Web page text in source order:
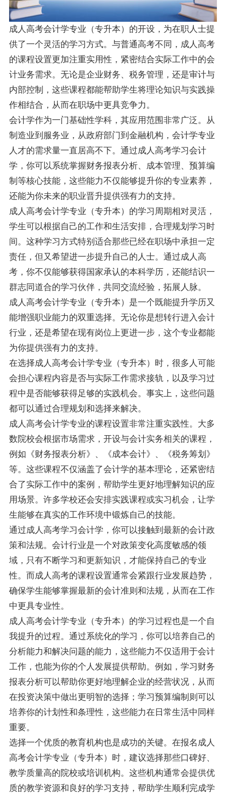
成人高考会计学专业（专升本）的开设，为在职人士提
供了一个灵活的学习方式。与普通高考不同，成人高考
的课程设置更加注重实用性，紧密结合实际工作中的会
计业务需求。无论是企业财务、税务管理，还是审计与
内部控制，这些课程都能帮助学生将理论知识与实践操
作相结合，从而在职场中更具竞争力。
会计学作为一门基础性学科，其应用范围非常广泛。从
制造业到服务业，从政府部门到金融机构，会计学专业
人才的需求量一直居高不下。通过成人高考学习会计
学，你可以系统掌握财务报表分析、成本管理、预算编
制等核心技能，这些能力不仅能够提升你的专业素养，
还能为你未来的职业晋升提供强有力的支持。
成人高考会计学专业（专升本）的学习周期相对灵活，
学生可以根据自己的工作和生活安排，合理规划学习时
间。这种学习方式特别适合那些已经在职场中承担一定
责任，但又希望进一步提升自己的人士。通过成人高
考，你不仅能够获得国家承认的本科学历，还能结识一
群志同道合的学习伙伴，共同交流经验，拓展人脉。
成人高考会计学专业（专升本）是一个既能提升学历又
能增强职业能力的双重选择。无论你是想转行进入会计
行业，还是希望在现有岗位上更进一步，这个专业都能
为你提供强有力的支持。
在选择成人高考会计学专业（专升本）时，很多人可能
会担心课程内容是否与实际工作需求接轨，以及学习过
程中是否能够获得足够的实践机会。事实上，这些问题
都可以通过合理规划和选择来解决。
成人高考会计学专业的课程设置非常注重实践性。大多
数院校会根据市场需求，开设与会计实务相关的课程，
例如《财务报表分析》、《成本会计》、《税务筹划》
等。这些课程不仅涵盖了会计学的基本理论，还紧密结
合了实际工作中的案例，帮助学生更好地理解知识的应
用场景。许多学校还会安排实践课程或实习机会，让学
生能够在真实的工作环境中锻炼自己的技能。
通过成人高考学习会计学，你可以接触到最新的会计政
策和法规。会计行业是一个对政策变化高度敏感的领
域，只有不断学习和更新知识，才能保持自己的专业
性。而成人高考的课程设置通常会紧跟行业发展趋势，
确保学生能够掌握最新的会计准则和法规，从而在工作
中更具专业性。
成人高考会计学专业（专升本）的学习过程也是一个自
我提升的过程。通过系统化的学习，你可以培养自己的
分析能力和解决问题的能力，这些能力不仅适用于会计
工作，也能为你的个人发展提供帮助。例如，学习财务
报表分析可以帮助你更好地理解企业的经营状况，从而
在投资决策中做出更明智的选择；学习预算编制则可以
培养你的计划性和条理性，这些能力在日常生活中同样
重要。
选择一个优质的教育机构也是成功的关键。在报名成人
高考会计学专业（专升本）时，建议选择那些口碑好、
教学质量高的院校或培训机构。这些机构通常会提供优
质的教学资源和良好的学习支持，帮助学生顺利完成学